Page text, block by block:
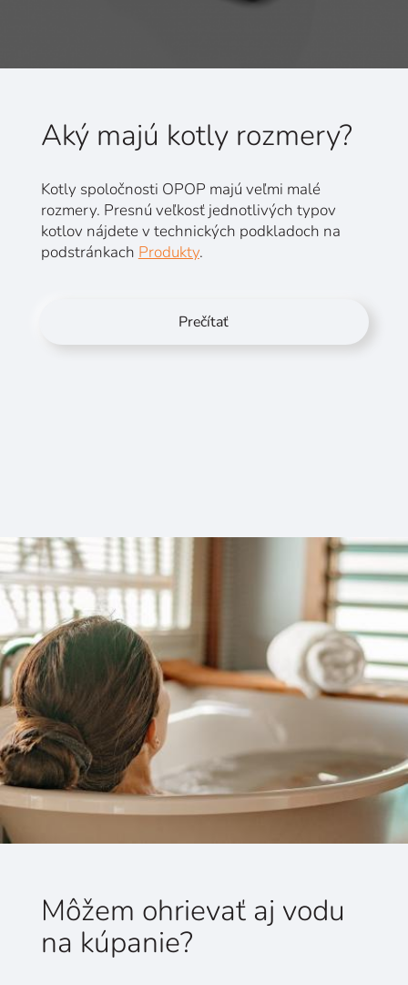
Aký majú kotly rozmery?
Kotly spoločnosti OPOP majú veľmi malé
rozmery. Presnú veľkosť jednotlivých typov
kotlov nájdete v technických podkladoch na
podstránkach Produkty.
Prečítať
Môžem ohrievať aj vodu
na kúpanie?